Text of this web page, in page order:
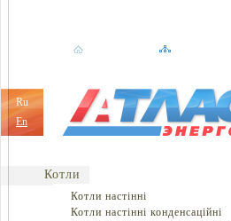
Ru
En
Котли
Котли настінні
Котли настінні конденсаційні